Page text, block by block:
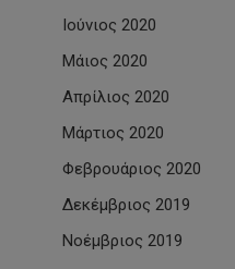
Ιούνιος 2020
Μάιος 2020
Απρίλιος 2020
Μάρτιος 2020
Φεβρουάριος 2020
Δεκέμβριος 2019
Νοέμβριος 2019